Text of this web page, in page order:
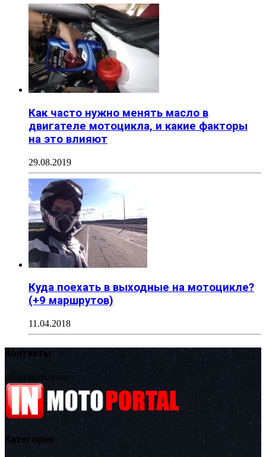
Как часто нужно менять масло в
двигателе мотоцикла, и какие факторы
на это влияют
29.08.2019
Куда поехать в выходные на мотоцикле?
(+9 маршрутов)
11.04.2018
Контакты
info@in-moto.ru
Категории